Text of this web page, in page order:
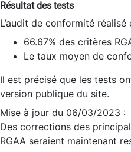
Résultat des tests
L’audit de conformité
66.67% des critères
Le taux moyen de
Il est précisé que les tests
version publique du site.
Mise à jour du 06/03/2023 :
Des corrections des
RGAA seraient maintenant